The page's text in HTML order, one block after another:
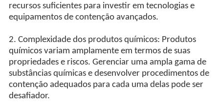
recursos suficientes para investir em tecnologias e
equipamentos de contenção avançados.
2. Complexidade dos produtos químicos: Produtos
químicos variam amplamente em termos de suas
propriedades e riscos. Gerenciar uma ampla gama de
substâncias químicas e desenvolver procedimentos de
contenção adequados para cada uma delas pode ser
desafiador.